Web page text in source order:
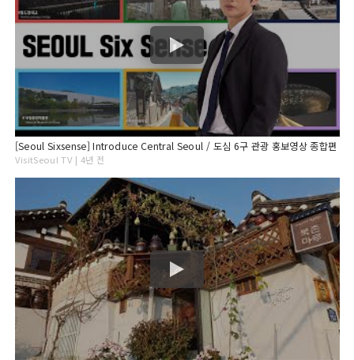
[Seoul Sixsense] Introduce Central Seoul / 도심 6구 관광 홍보영상 종합편
VisitSeoul TV | 4년 전